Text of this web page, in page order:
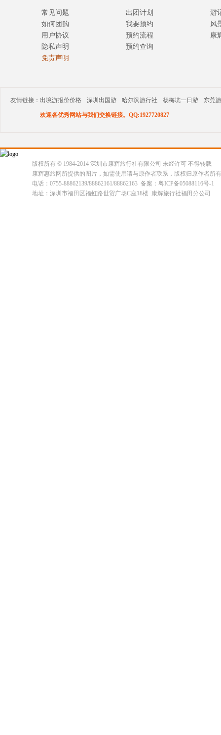
常见问题
如何团购
用户协议
隐私声明
免责声明
出团计划
我要预约
预约流程
预约查询
游
风
康
友情链接： 出境游报价价格 深圳出国游 哈尔滨旅行社 杨梅坑一日游 东莞
欢迎各优秀网站与我们交换链接。QQ:1927720827
版权所有 © 1984-2014 深圳市康辉旅行社有限公司 未经许可 不得转载
康辉惠旅网所提供的图片，如需使用请与原作者联系，版权归原作者所
电话：0755-88862139/88862161/88862163 备案：粤ICP备05088116号-1
地址：深圳市福田区福虹路世贸广场C座18楼 康辉旅行社福田分公司